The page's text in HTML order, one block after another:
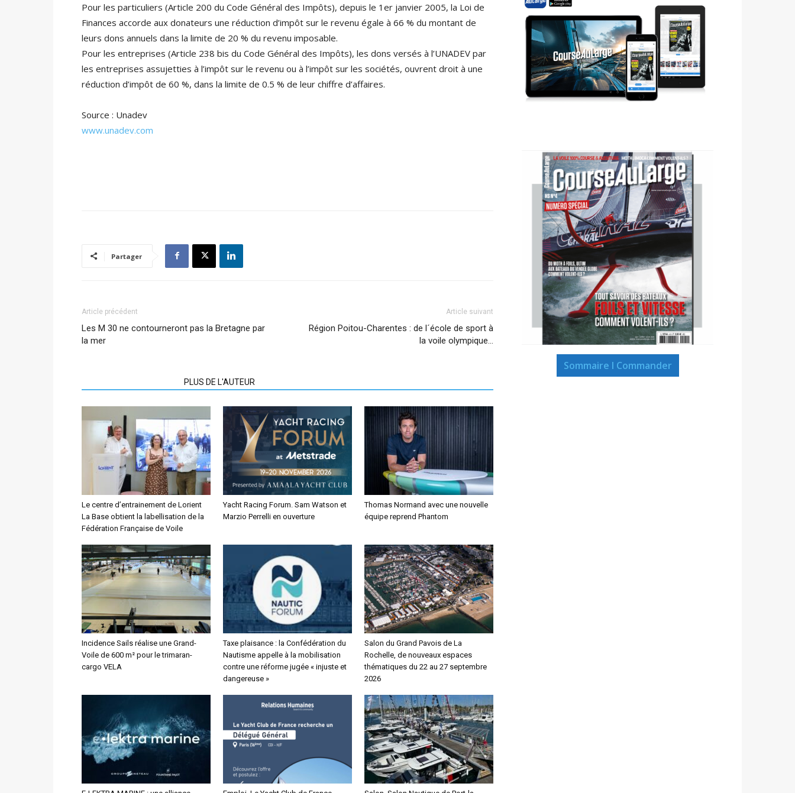
Pour les particuliers (Article 200 du Code Général des Impôts), depuis le 1er janvier 2005, la Loi de
Finances accorde aux donateurs une réduction d’impôt sur le revenu égale à 66 % du montant de
leurs dons annuels dans la limite de 20 % du revenu imposable.
Pour les entreprises (Article 238 bis du Code Général des Impôts), les dons versés à l’UNADEV par
les entreprises assujetties à l’impôt sur le revenu ou à l’impôt sur les sociétés, ouvrent droit à une
réduction d’impôt de 60 %, dans la limite de 0.5 % de leur chiffre d’affaires.
Source : Unadev
www.unadev.com
Partager
Article précédent
Les M 30 ne contourneront pas la Bretagne par
la mer
Article suivant
Région Poitou-Charentes : de l´école de sport à
la voile olympique…
PLUS DE L'AUTEUR
Le centre d’entrainement de Lorient
La Base obtient la labellisation de la
Fédération Française de Voile
Yacht Racing Forum. Sam Watson et
Marzio Perrelli en ouverture
Thomas Normand avec une nouvelle
équipe reprend Phantom
Incidence Sails réalise une Grand-
Voile de 600 m² pour le trimaran-
cargo VELA
Taxe plaisance : la Confédération du
Nautisme appelle à la mobilisation
contre une réforme jugée « injuste et
dangereuse »
Salon du Grand Pavois de La
Rochelle, de nouveaux espaces
thématiques du 22 au 27 septembre
2026
Sommaire I Commander